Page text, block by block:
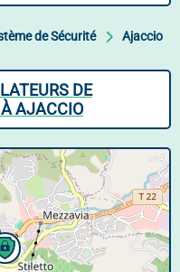
de Sécurité Ajaccio
DE
AJACCIO